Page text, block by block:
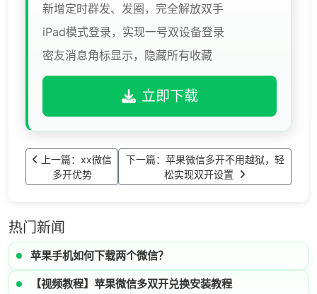
新增定时群发、发圈，完全解放双手
iPad模式登录，实现一号双设备登录
密友消息角标显示，隐藏所有收藏
立即下载
上一篇：xx微信
多开优势
下一篇：苹果微信多开不用越狱，轻
松实现双开设置
热门新闻
苹果手机如何下载两个微信？
【视频教程】苹果微信多双开兑换安装教程